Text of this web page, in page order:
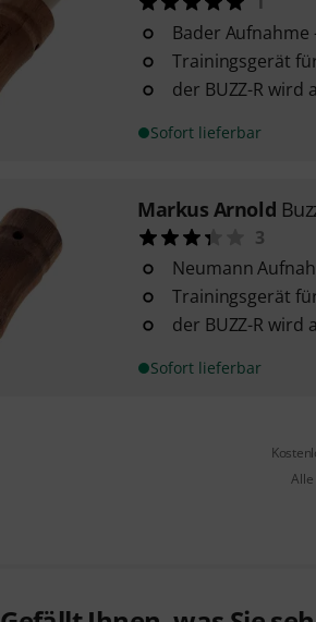
Bader Aufnahme
Trainingsgerät
der BUZZ-R wird
Sofort lieferbar
Markus Arnold
3
Neumann
Trainingsgerät
der BUZZ-R wird
Sofort lieferbar
Alle